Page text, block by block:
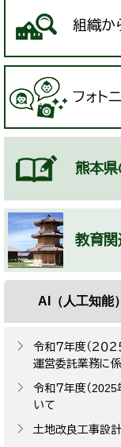
組織か
フォト
熊本
教育
AI（人工知能
令和７年度（２０
運営委託業務に
令和７年度（
いて
土地改良工事設